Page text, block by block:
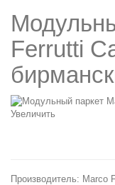
Ferrutti
Увеличить
Производитель: Marco